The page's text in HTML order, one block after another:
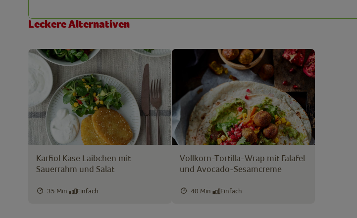
Leckere Alternativen
Karfiol Käse Laibchen mit
Sauerrahm und Salat
35 Min. Einfach
Vollkorn-Tortilla-Wrap mit Falafel
und Avocado-Sesamcreme
40 Min. Einfach